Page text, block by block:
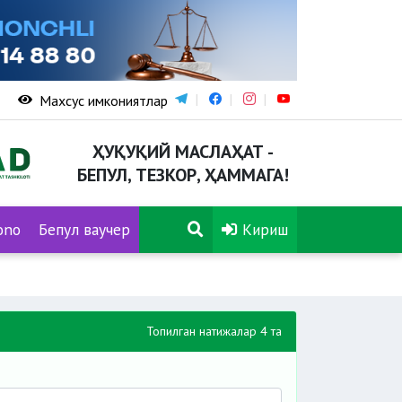
Махсус имкониятлар
ҲУҚУҚИЙ МАСЛАҲАТ -
БЕПУЛ, ТЕЗКОР, ҲАММАГА!
Бепул ваучер Кириш
Топилган натижалар 4 та